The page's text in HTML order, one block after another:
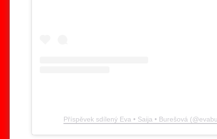
Příspěvek sdílený Eva • Saija • Burešová